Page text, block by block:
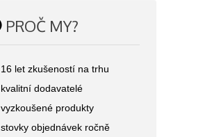
PROČ MY?
16 let zkušeností na trhu
kvalitní dodavatelé
vyzkoušené produkty
stovky objednávek ročně